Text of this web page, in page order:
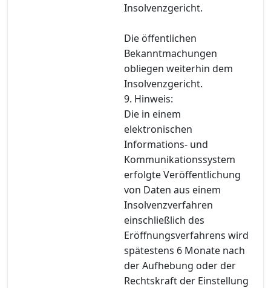
Insolvenzgericht.
Die öffentlichen
Bekanntmachungen
obliegen weiterhin dem
Insolvenzgericht.
9. Hinweis:
Die in einem
elektronischen
Informations- und
Kommunikationssystem
erfolgte Veröffentlichung
von Daten aus einem
Insolvenzverfahren
einschließlich des
Eröffnungsverfahrens wird
spätestens 6 Monate nach
der Aufhebung oder der
Rechtskraft der Einstellung